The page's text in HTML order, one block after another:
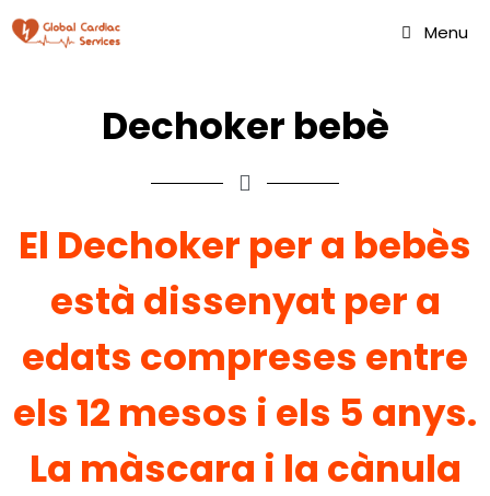
Menu
Dechoker bebè
El Dechoker per a bebès
està dissenyat per a
edats compreses entre
els 12 mesos i els 5 anys.
La màscara i la cànula